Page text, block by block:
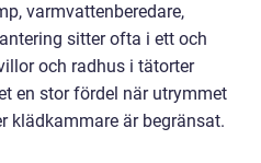
varmvattenberedare,
sitter ofta i ett och
och radhus i tätorter
en stor fördel när utrymmet
klädkammare är begränsat.